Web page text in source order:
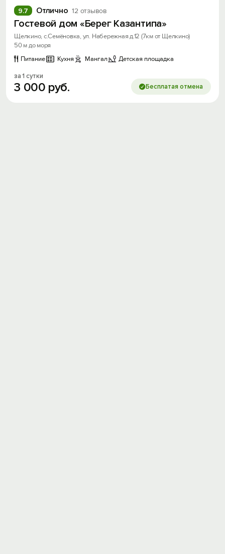
Отлично 12 отзывов
9.7
Гостевой дом «Берег Казантипа»
Щелкино, с.Семёновка, ул. Набережная д.12 (7км от Щелкино)
50 м до моря
Питание
Кухня Мангал Детская площадка
за 1 сутки
3 000 руб. Бесплатая отмена